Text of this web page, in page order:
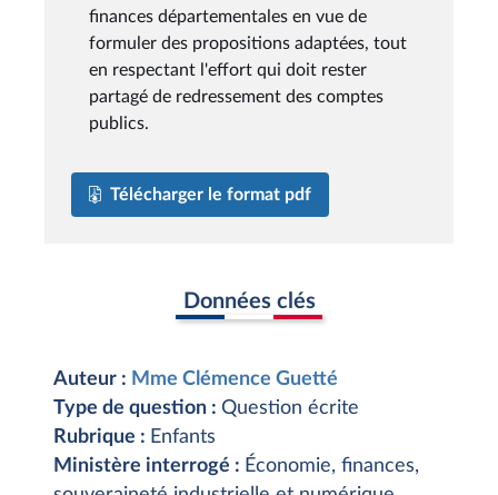
finances départementales en vue de
formuler des propositions adaptées, tout
en respectant l'effort qui doit rester
partagé de redressement des comptes
publics.
Télécharger le format pdf
Données clés
Auteur : Mme Clémence Guetté
Type de question : Question écrite
Rubrique : Enfants
Ministère interrogé : Économie, finances,